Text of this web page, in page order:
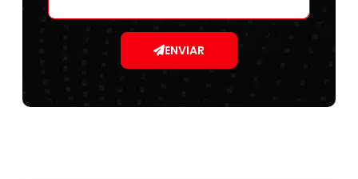
ENVIAR